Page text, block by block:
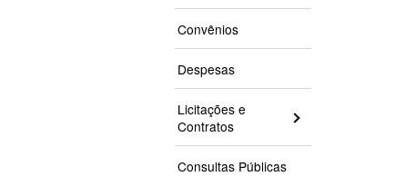
Convênios
Despesas
Licitações e
Contratos
Consultas Públicas